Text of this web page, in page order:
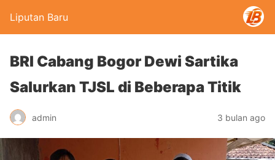
Liputan Baru
BRI Cabang Bogor Dewi Sartika
Salurkan TJSL di Beberapa Titik
admin 3 bulan ago